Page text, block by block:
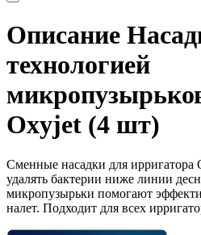
Описание
технологией
Oxyjet (4 шт)
Сменные насадки для ирригатора
удалять бактерии ниже линии
микропузырьки помогают
налет. Подходит для всех